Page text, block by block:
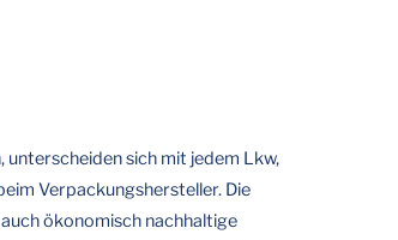
unterscheiden sich mit jedem Lkw,
Verpackungshersteller. Die
ökonomisch nachhaltige